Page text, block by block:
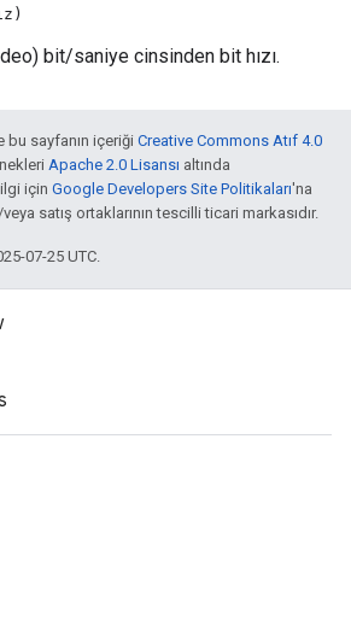
bit/saniye cinsinden bit hızı.
sayfanın içeriği Creative Commons Atıf 4.0
Apache 2.0 Lisansı altında
için Google Developers Site Politikaları'na
satış ortaklarının tescilli ticari markasıdır.
07-25 UTC.